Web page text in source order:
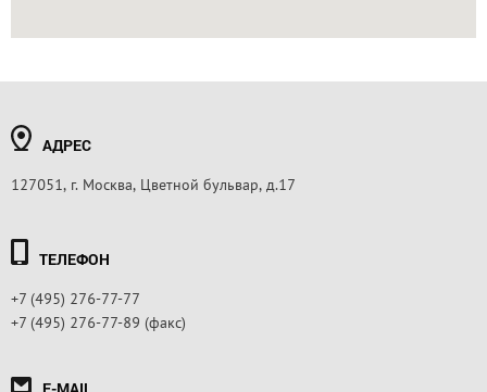
АДРЕС
127051, г. Москва, Цветной бульвар, д.17
ТЕЛЕФОН
+7 (495) 276-77-77
+7 (495) 276-77-89 (факс)